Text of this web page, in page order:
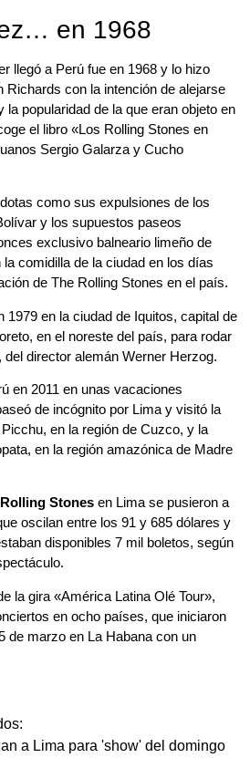
en 1968
llegó a Perú fue en 1968 y lo hizo
Richards con la intención de alejarse
la popularidad de la que eran objeto en
el libro «Los Rolling Stones en
Sergio Galarza y Cucho
como sus expulsiones de los
y los supuestos paseos
exclusivo balneario limeño de
comidilla de la ciudad en los días
de The Rolling Stones en el país.
1979 en la ciudad de Iquitos, capital de
en el noreste del país, para rodar
del director alemán Werner Herzog.
en 2011 en unas vacaciones
de incógnito por Lima y visitó la
en la región de Cuzco, y la
en la región amazónica de Madre
Stones en Lima se pusieron a
oscilan entre los 91 y 685 dólares y
disponibles 7 mil boletos, según
la gira «América Latina Olé Tour»,
en ocho países, que iniciaron
de marzo en La Habana con un
a Lima para 'show' del domingo